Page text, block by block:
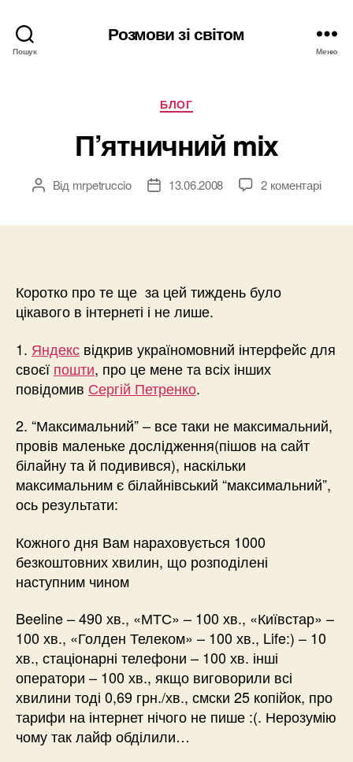
Пошук
Розмови зі світом
Меню
Категорії
БЛОГ
П’ятничний mix
Автор
Від mrpetruccio
Дата13.06.2008 2 коментарі
Коротко про те ще за цей тиждень було
цікавого в інтернеті і не лише.
1. Яндекс відкрив україномовний інтерфейс для
своєї пошти, про це мене та всіх інших
повідомив Сергій Петренко.
2. “Максимальний” – все таки не максимальний,
провів маленьке дослідження(пішов на сайт
білайну та й подивився), наскільки
максимальним є білайнівський “максимальний”,
ось результати:
Кожного дня Вам нараховується 1000
безкоштовних хвилин, що розподілені
наступним чином
Beeline – 490 хв., «МТС» – 100 хв., «Київстар» –
100 хв., «Голден Телеком» – 100 хв., Life:) – 10
хв., стаціонарні телефони – 100 хв. інші
оператори – 100 хв., якщо виговорили всі
хвилини тоді 0,69 грн./хв., смски 25 копійок, про
тарифи на інтернет нічого не пише :(. Нерозумію
чому так лайф обділили…